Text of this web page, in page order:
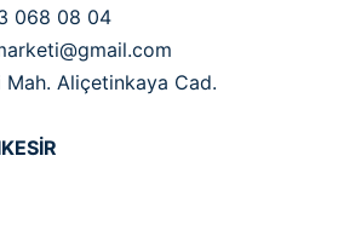
068 08 04
Mah. Aliçetinkaya Cad.